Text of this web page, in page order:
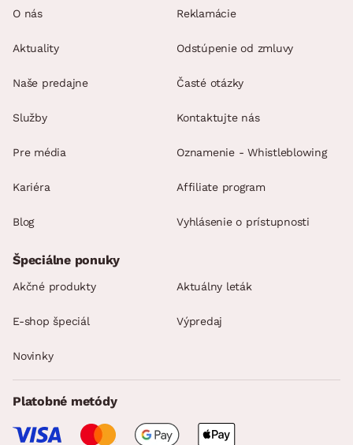
O nás
Aktuality
Naše predajne
Služby
Pre média
Kariéra
Blog
Reklamácie
Odstúpenie od zmluvy
Časté otázky
Kontaktujte nás
Oznamenie - Whistleblowing
Affiliate program
Vyhlásenie o prístupnosti
Špeciálne ponuky
Akčné produkty Aktuálny leták
E-shop špeciál Výpredaj
Novinky
Platobné metódy